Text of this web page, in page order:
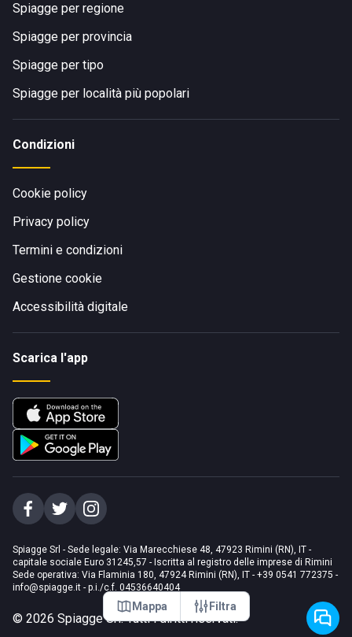
Mappa Filtra
Spiagge per regione
Spiagge per provincia
Spiagge per tipo
Spiagge per località più popolari
Condizioni
Cookie policy
Privacy policy
Termini e condizioni
Gestione cookie
Accessibilità digitale
Scarica l'app
Spiagge Srl - Sede legale: Via Marecchiese 48, 47923 Rimini (RN), IT -
capitale sociale Euro 31245,57 - Iscritta al registro delle imprese di Rimini
Sede operativa: Via Flaminia 180, 47924 Rimini (RN), IT - +39 0541 772375 -
info@spiagge.it - p.i./c.f. 04536640404
© 2026 Spiagge Srl. Tutti i diritti riservati.